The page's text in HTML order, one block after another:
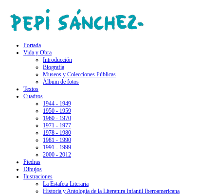
Portada
Vida y Obra
Introducción
Biografía
Museos y Colecciones Públicas
Álbum de fotos
Textos
Cuadros
1944 - 1949
1950 - 1959
1960 - 1970
1971 - 1977
1978 - 1980
1981 - 1990
1991 - 1999
2000 - 2012
Piedras
Dibujos
Ilustraciones
La Estafeta Literaria
Historia y Antología de la Literatura Infantil Iberoamericana